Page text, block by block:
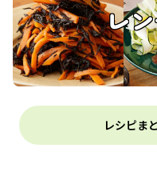
レ
レシピま